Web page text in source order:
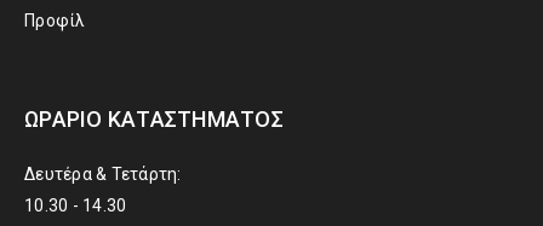
Προφίλ
ΩΡΆΡΙΟ ΚΑΤΑΣΤΉΜΑΤΟΣ
Δευτέρα & Τετάρτη:
10.30 - 14.30